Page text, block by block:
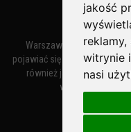
jakość
witrynie
nasi
Warszawa – miasto
pojawiać się w dokumentach
również jako Warszowa.
wynikała z